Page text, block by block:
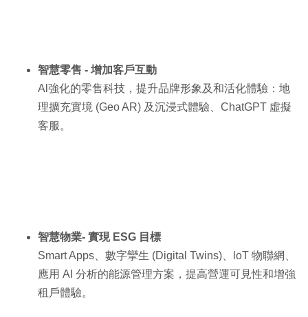
智慧零售 - 增加客戶互動
Al強化的零售科技，提升品牌形象及和活化體驗：地
理擴充實境 (Geo AR) 及沉浸式體驗、ChatGPT 虛擬
客服。
智慧物業- 實現 ESG 目標
Smart Apps、數字攣生 (Digital Twins)、loT 物聯網、
應用 AI 分析的能源管理方案，提高營運可見性和增強
租戶體驗。